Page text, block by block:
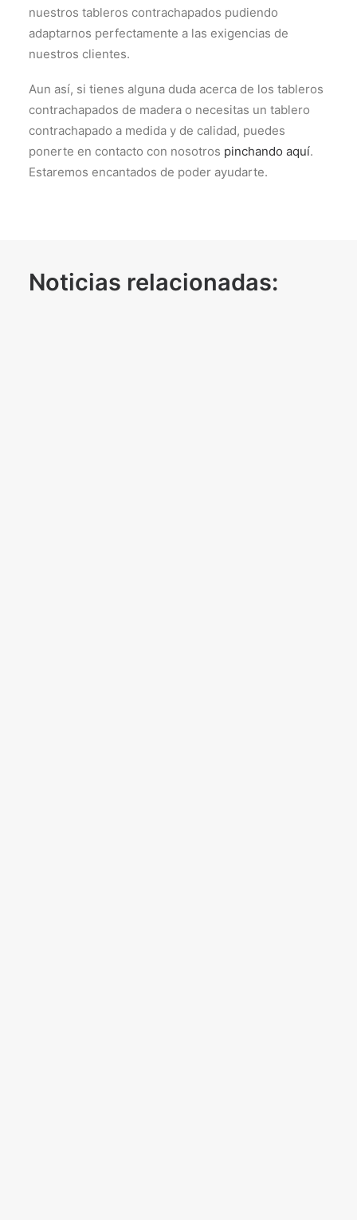
nuestros tableros contrachapados pudiendo
adaptarnos perfectamente a las exigencias de
nuestros clientes.
Aun así, si tienes alguna duda acerca de los tableros
contrachapados de madera o necesitas un tablero
contrachapado a medida y de calidad, puedes
ponerte en contacto con nosotros pinchando aquí.
Estaremos encantados de poder ayudarte.
Noticias relacionadas: